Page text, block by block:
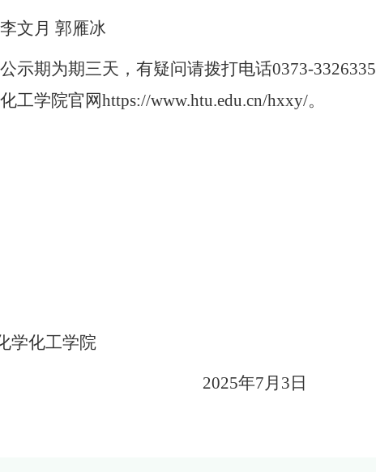
李文月 郭雁冰
公示期为期三天，有疑问请拨打电话0373-3326335
工学院官网https://www.htu.edu.cn/hxxy/。
化工学院
2025年7月 3 日